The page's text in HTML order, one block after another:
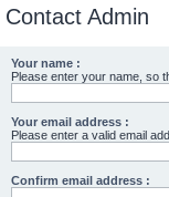
Contact Admin
Your name :
Please enter your name, so
Your email address :
Please enter a valid email
Confirm email address :